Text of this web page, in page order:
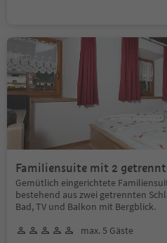
Familiensuite mit 2
Gemütlich eingerichtete
bestehend aus zwei getrennten
Bad, TV und Balkon mit Bergblick.
max. 5 Gäste